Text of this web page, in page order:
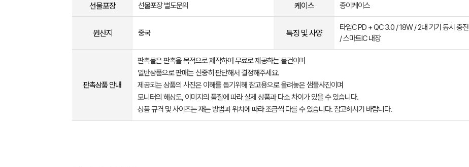
선물포장 선물포장 별도문의 케이스 종이케이스
원산지 중국 특징 및 사양
타입C PD + QC 3.0 / 18W / 2대 기기 동시 충전
/ 스마트IC 내장
판촉상품 안내
판촉물은 판촉을 목적으로 제작하여 무료로 제공하는 물건이며
일반상품으로 판매는 신중히 판단해서 결정해주세요.
제공되는 상품의 사진은 이해를 돕기위해 참고용으로 올려놓은 샘플사진이며
모니터의 해상도, 이미지의 품질에 따라 실제 상품과 다소 차이가 있을 수 있습니다.
상품 규격 및 사이즈는 재는 방법과 위치에 따라 조금씩 다를 수 있습니다. 참고하시기 바랍니다.